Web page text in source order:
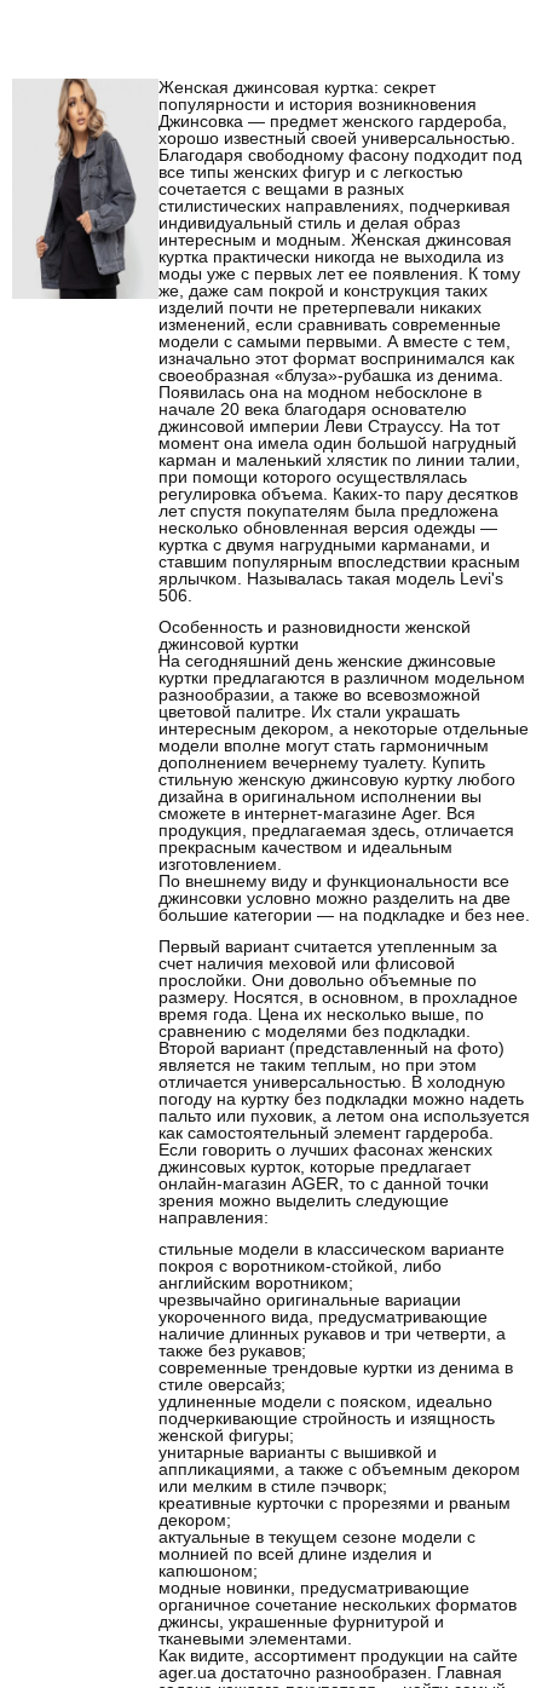
Женская джинсовая куртка: секрет
популярности и история возникновения
Джинсовка — предмет женского гардероба,
хорошо известный своей универсальностью.
Благодаря свободному фасону подходит под
все типы женских фигур и с легкостью
сочетается с вещами в разных
стилистических направлениях, подчеркивая
индивидуальный стиль и делая образ
интересным и модным. Женская джинсовая
куртка практически никогда не выходила из
моды уже с первых лет ее появления. К тому
же, даже сам покрой и конструкция таких
изделий почти не претерпевали никаких
изменений, если сравнивать современные
модели с самыми первыми. А вместе с тем,
изначально этот формат воспринимался как
своеобразная «блуза»-рубашка из денима.
Появилась она на модном небосклоне в
начале 20 века благодаря основателю
джинсовой империи Леви Страуссу. На тот
момент она имела один большой нагрудный
карман и маленький хлястик по линии талии,
при помощи которого осуществлялась
регулировка объема. Каких-то пару десятков
лет спустя покупателям была предложена
несколько обновленная версия одежды —
куртка с двумя нагрудными карманами, и
ставшим популярным впоследствии красным
ярлычком. Называлась такая модель Levi's
506.
Особенность и разновидности женской
джинсовой куртки
На сегодняшний день женские джинсовые
куртки предлагаются в различном модельном
разнообразии, а также во всевозможной
цветовой палитре. Их стали украшать
интересным декором, а некоторые отдельные
модели вполне могут стать гармоничным
дополнением вечернему туалету. Купить
стильную женскую джинсовую куртку любого
дизайна в оригинальном исполнении вы
сможете в интернет-магазине Аger. Вся
продукция, предлагаемая здесь, отличается
прекрасным качеством и идеальным
изготовлением.
По внешнему виду и функциональности все
джинсовки условно можно разделить на две
большие категории — на подкладке и без нее.
Первый вариант считается утепленным за
счет наличия меховой или флисовой
прослойки. Они довольно объемные по
размеру. Носятся, в основном, в прохладное
время года. Цена их несколько выше, по
сравнению с моделями без подкладки.
Второй вариант (представленный на фото)
является не таким теплым, но при этом
отличается универсальностью. В холодную
погоду на куртку без подкладки можно надеть
пальто или пуховик, а летом она используется
как самостоятельный элемент гардероба.
Если говорить о лучших фасонах женских
джинсовых курток, которые предлагает
онлайн-магазин AGER, то с данной точки
зрения можно выделить следующие
направления:
стильные модели в классическом варианте
покроя с воротником-стойкой, либо
английским воротником;
чрезвычайно оригинальные вариации
укороченного вида, предусматривающие
наличие длинных рукавов и три четверти, а
также без рукавов;
современные трендовые куртки из денима в
стиле оверсайз;
удлиненные модели с пояском, идеально
подчеркивающие стройность и изящность
женской фигуры;
унитарные варианты с вышивкой и
аппликациями, а также с объемным декором
или мелким в стиле пэчворк;
креативные курточки с прорезями и рваным
декором;
актуальные в текущем сезоне модели с
молнией по всей длине изделия и
капюшоном;
модные новинки, предусматривающие
органичное сочетание нескольких форматов
джинсы, украшенные фурнитурой и
тканевыми элементами.
Как видите, ассортимент продукции на сайте
ager.ua достаточно разнообразен. Главная